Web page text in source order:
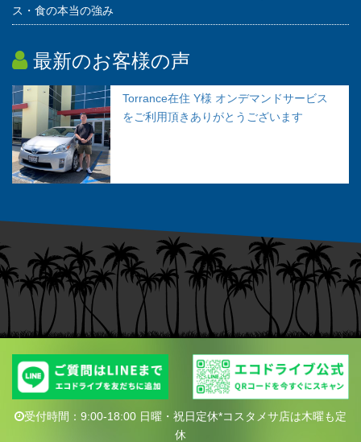
ス・食の本当の強み
最新のお客様の声
Torrance在住 Y様 オンデマンドサービス
をご利用頂きありがとうございます
受付時間：9:00-18:00 日曜・祝日定休*コスタメサ店は木曜も定
休